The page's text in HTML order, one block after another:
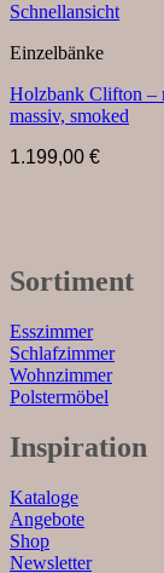
Schnellansicht
Einzelbänke
Holzbank Clifton –
massiv, smoked
1.199,00 €
Sortiment
Esszimmer
Schlafzimmer
Wohnzimmer
Polstermöbel
Inspiration
Kataloge
Angebote
Shop
Newsletter